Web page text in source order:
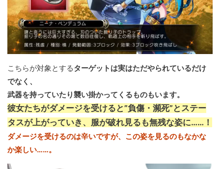
こちらが対象とするターゲットは実はただやられているだけ
でなく、
武器を持っていたり襲い掛かってくるものもいます。
彼女たちがダメージを受けると”負傷・瀕死”とステー
タスが上がっていき、服が破れ見るも無残な姿に……！
ダメージを受けるのは辛いですが、この姿を見るのもなかな
か楽しい……。